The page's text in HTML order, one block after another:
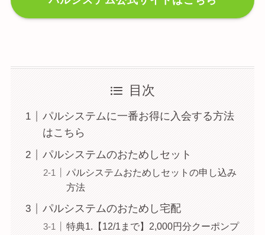
目次
パルシステムに一番お得に入会する方法
はこちら
パルシステムのおためしセット
パルシステムおためしセットの申し込み
方法
パルシステムのおためし宅配
特典1.【12/1まで】2,000円分クーポンプ